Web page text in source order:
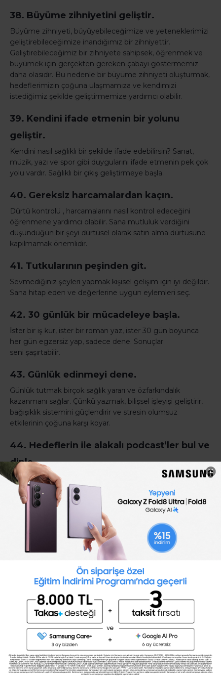
38. Büyüme zihniyetini geliştir.
Büyüme zihniyeti, büyüyebileceğimize ve yeteneklerimizi
geliştirebileceğimize inandığımız bir zihniyettir.
Geliştirebileceğimiz bir zihniyete sahipsek, öğrenmek ve
büyümek için gerçekten gereken çabayı göstermemiz
daha olasıdır. Bu nedenle bir büyüme zihniyeti oluşturmak,
hedeflerimizin çoğuna ulaşmamıza ve kendimizi
istediğimiz şekilde geliştirmemize yardımcı olabilir.
39. Kendini ifade etmenin bir yolunu
geliştir.
Kendini nasıl sağlıklı bir şekilde ifade edebilirsin? Sanat,
müzik, yazı ve spor gibi duygularını ifade etmenin pek çok
yolu vardır. Sağlıklı bir çıkış geliştirmeye başla.
40. Gereksiz harcamalardan kaçın.
Dürtü kontrolü , harcamalarını nasıl kontrol edeceğini
öğrenmene yardımcı olabilir. Sana mutluluk verdiğini
düşündüğün bir şeyi dürtüsel olarak satın alma dürtüsüne
kapılmamak önemlidir.
41. Tutkularının peşinden git.
Sevmediğiniz şeyleri yapmak kişisel gelişim için iyi değildir.
Sana hitap eden ve değerlerine uygun eylemleri seç.
42. 30 günlük bir mücadeleye başla.
İster bir iş kur, ister bir roman yaz, ister 30 gün boyunca
her gün egzersiz yap, sadece dene. Sonuçlar
seni şaşırtabilir.
43. Günlük edinmeyi dene.
Günlük tutmak birçok sağlık yararı ve özfarkındalık
kazanmanı sağlar. Çünkü yazmak, bilişsel işleyişi geliştirir,
bağışıklık sistemini güçlendirir ve stresin olumsuz
etkilerinin çoğuna karşı koyar.
44. Hedeflerin ile alakalı podcast’ler bul ve
dinle.
Kendini geliştirmenin en iyi yollarından biri, dinlediğin ve
izlediğiniz şeyleri değiştirmektir. Bu yüzden, aç ve bazı
motivasyonel podcast'lere göz at.
45. Kendine meydan oku.
Kendini sürekli olarak zorlamak, potansiyelini
gerçekleştirmene yardımcı olacaktır. Bazen belirli bir
hedefe ulaştıktan sonra dururuz ve bu nedenle yeni
zorluklar yaratmak gerekir.
46. Televizyon ile geçirdiğin vakit için bir
sınır koy.
TV'deki birçok program, dikkat dağıtıcıdır. Bu zamanı, yakın
arkadaşlarla, zevk aldığın bir hobiyi yaparak veya egzersiz
yaparak geçirmek gibi başka eylemlerle geçirmek daha
iyidir.